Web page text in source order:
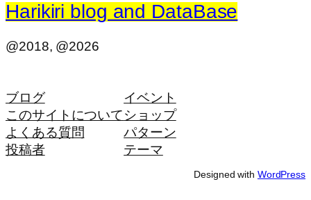
Harikiri blog and DataBase
@2018, @2026
ブログ
このサイトについて
よくある質問
投稿者
イベント
ショップ
パターン
テーマ
Designed with WordPress